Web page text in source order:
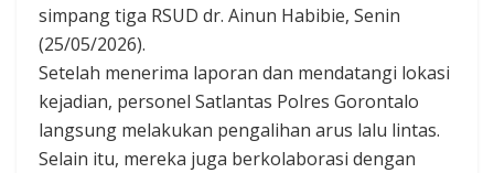
simpang tiga RSUD dr. Ainun Habibie, Senin
(25/05/2026).
Setelah menerima laporan dan mendatangi lokasi
kejadian, personel Satlantas Polres Gorontalo
langsung melakukan pengalihan arus lalu lintas.
Selain itu, mereka juga berkolaborasi dengan